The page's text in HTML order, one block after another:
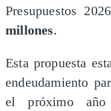
Presupuestos
millones.
Esta propuesta
endeudamiento
el próximo